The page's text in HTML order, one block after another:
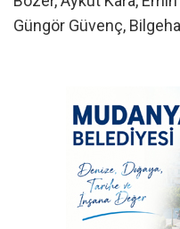
Güngör Güvenç,